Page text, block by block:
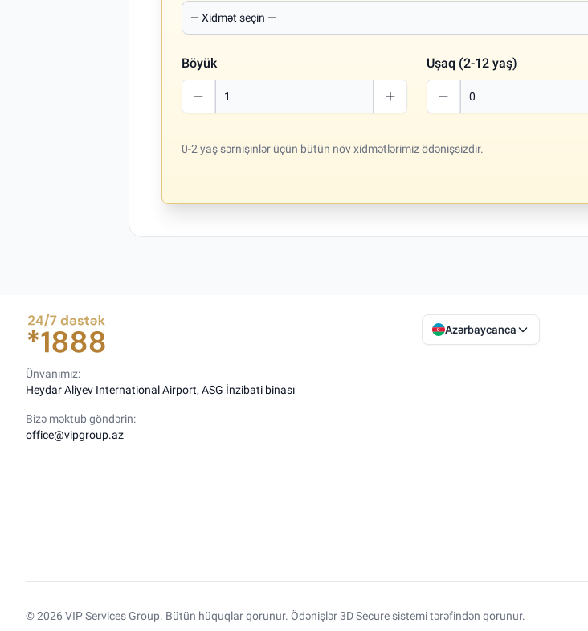
Böyük Uşaq (2-12 yaş)
0-2 yaş sərnişinlər üçün bütün növ xidmətlərimiz ödənişsizdir.
Azərbaycanca
Ünvanımız:
Heydar Aliyev International Airport, ASG İnzibati binası
Bizə məktub göndərin:
office@vipgroup.az
© 2026 VIP Services Group. Bütün hüquqlar qorunur. Ödənişlər 3D Secure sistemi tərəfindən qorunur.